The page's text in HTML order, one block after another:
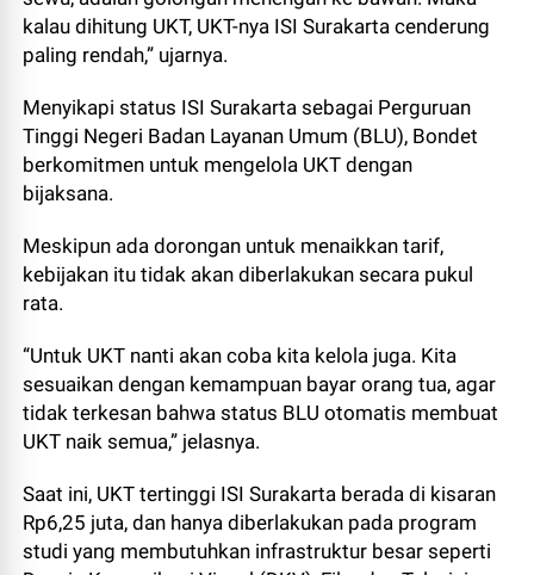
kalau dihitung UKT, UKT-nya ISI Surakarta cenderung
paling rendah,” ujarnya.
Menyikapi status ISI Surakarta sebagai Perguruan
Tinggi Negeri Badan Layanan Umum (BLU), Bondet
berkomitmen untuk mengelola UKT dengan
bijaksana.
Meskipun ada dorongan untuk menaikkan tarif,
kebijakan itu tidak akan diberlakukan secara pukul
rata.
“Untuk UKT nanti akan coba kita kelola juga. Kita
sesuaikan dengan kemampuan bayar orang tua, agar
tidak terkesan bahwa status BLU otomatis membuat
UKT naik semua,” jelasnya.
Saat ini, UKT tertinggi ISI Surakarta berada di kisaran
Rp6,25 juta, dan hanya diberlakukan pada program
studi yang membutuhkan infrastruktur besar seperti